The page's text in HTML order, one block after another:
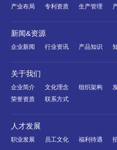
产业布局 专利资质 生产管理
新闻&资源
企业新闻 行业资讯 产品知识
关于我们
企业简介 文化理念 组织架构
荣誉资质
联系方式
人才发展
职业发展 员工文化 福利待遇